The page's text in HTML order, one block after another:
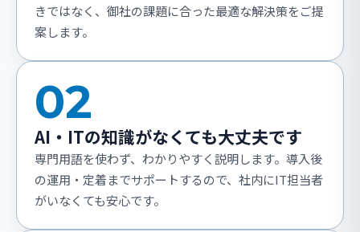
きではなく、御社の課題に合った最適な解決策をご提
案します。
02
AI・ITの知識がなくても大丈夫です
専門用語を使わず、わかりやすく説明します。導入後
の運用・定着までサポートするので、社内にIT担当者
がいなくても安心です。